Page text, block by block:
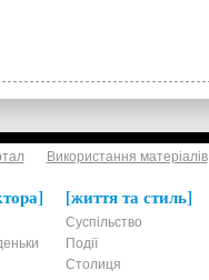
Використання матеріалів
життя та стиль
Суспільство
Події
Столиця